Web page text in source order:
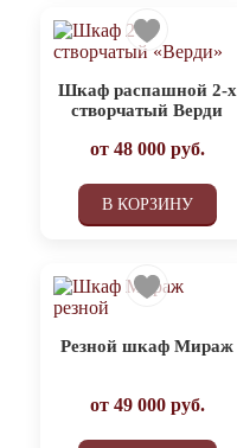
Шкаф распашной 2-х
створчатый Верди
от 48 000руб.
В КОРЗИНУ
Резной шкаф Мираж
от 49 000руб.